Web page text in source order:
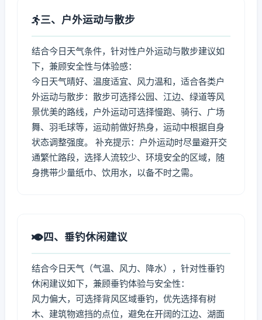
三、户外运动与散步
结合今日天气条件，针对性户外运动与散步建议如
下，兼顾安全性与体验感：
今日天气晴好、温度适宜、风力温和，适合各类户
外运动与散步：散步可选择公园、江边、绿道等风
景优美的路线，户外运动可选择慢跑、骑行、广场
舞、羽毛球等，运动前做好热身，运动中根据自身
状态调整强度。 补充提示：户外运动时尽量避开交
通繁忙路段，选择人流较少、环境安全的区域，随
身携带少量纸巾、饮用水，以备不时之需。
四、垂钓休闲建议
结合今日天气（气温、风力、降水），针对性垂钓
休闲建议如下，兼顾垂钓体验与安全性：
风力偏大，可选择背风区域垂钓，优先选择有树
木、建筑物遮挡的点位，避免在开阔的江边、湖面